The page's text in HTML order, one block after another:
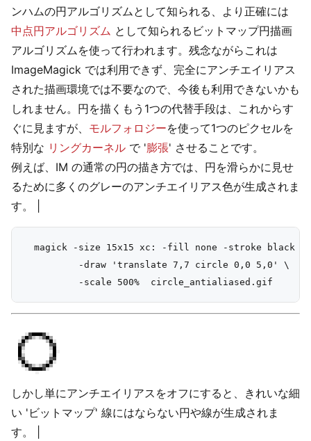
ンハムの円アルゴリズムとして知られる、より正確には
中点円アルゴリズム として知られるビットマップ円描画
アルゴリズムを使って行われます。残念ながらこれは
ImageMagick では利用できず、完全にアンチエイリアス
された描画環境では不要なので、今後も利用できないかも
しれません。円を描くもう1つの代替手段は、これからす
ぐに見ますが、 モルフォロジーを使って1つのピクセルを
特別な リングカーネル で '膨張' させることです。
例えば、IM の通常の円の描き方では、円を滑らかに見せ
るために多くのグレーのアンチエイリアス色が生成されま
す。 |
  magick -size 15x15 xc: -fill none -stroke black \
          -draw 'translate 7,7 circle 0,0 5,0' \
しかし単にアンチエイリアスをオフにすると、きれいな細
い 'ビットマップ' 線にはならない円や線が生成されま
す。 |